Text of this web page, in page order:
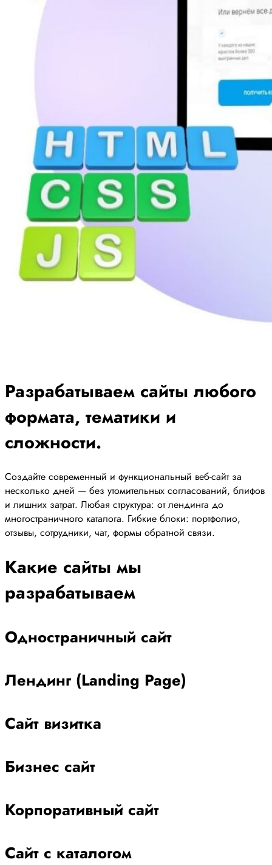
Разрабатываем сайты любого
формата, тематики и
сложности.
Создайте современный и функциональный веб-сайт за
несколько дней — без утомительных согласований, блифов
и лишних затрат. Любая структура: от лендинга до
многостраничного каталога. Гибкие блоки: портфолио,
отзывы, сотрудники, чат, формы обратной связи.
Какие сайты мы
разрабатываем
Одностраничный сайт
Лендинг (Landing Page)
Сайт визитка
Бизнес сайт
Корпоративный сайт
Сайт с каталогом